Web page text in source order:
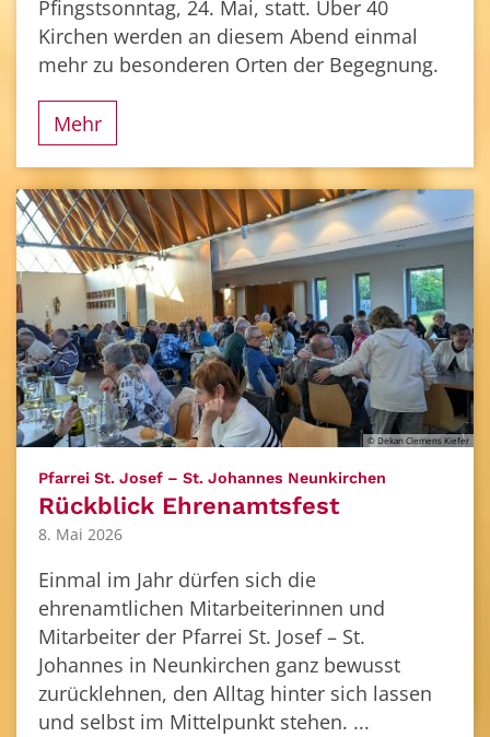
Pfingstsonntag, 24. Mai, statt. Über 40
Kirchen werden an diesem Abend einmal
mehr zu besonderen Orten der Begegnung.
Mehr
© Dekan Clemens Kiefer
Pfarrei St. Josef – St. Johannes Neunkirchen
Rückblick Ehrenamtsfest
8. Mai 2026
Einmal im Jahr dürfen sich die
ehrenamtlichen Mitarbeiterinnen und
Mitarbeiter der Pfarrei St. Josef – St.
Johannes in Neunkirchen ganz bewusst
zurücklehnen, den Alltag hinter sich lassen
und selbst im Mittelpunkt stehen. ...